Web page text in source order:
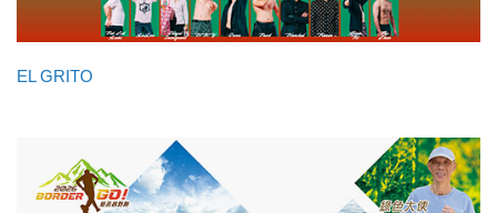
EL GRITO